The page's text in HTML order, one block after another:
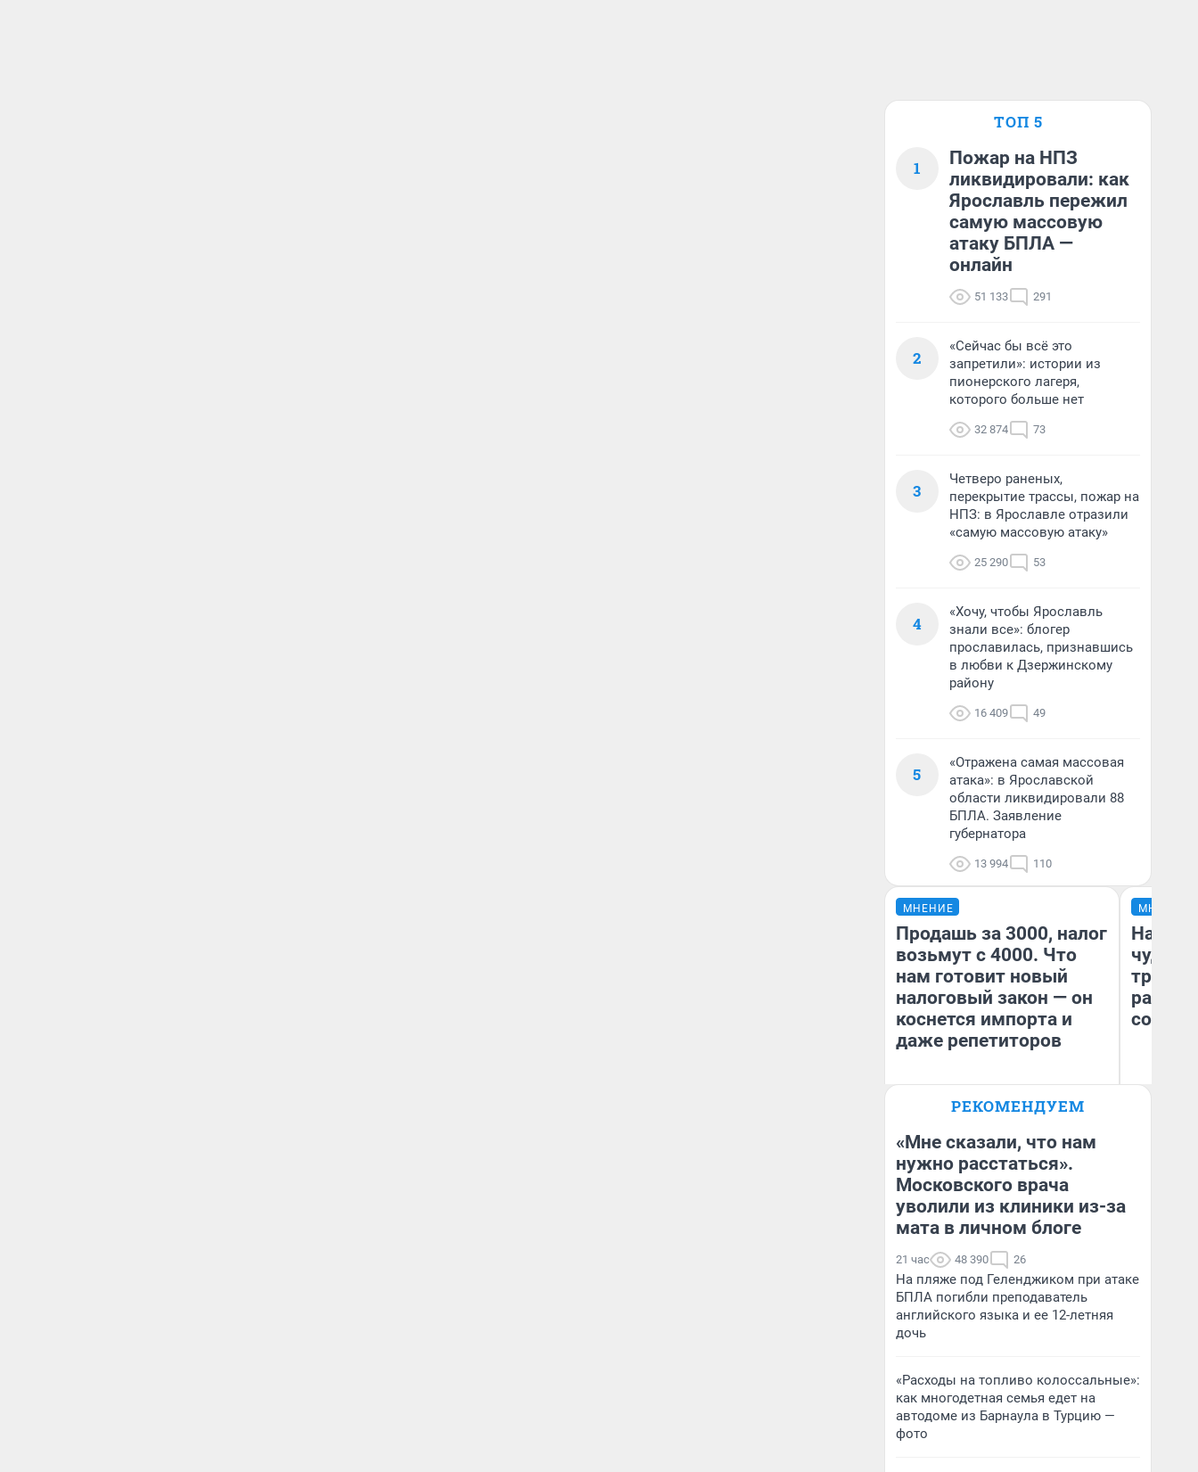
ТОП 5
1
Пожар на НПЗ
ликвидировали: как
Ярославль пережил
самую массовую
атаку БПЛА —
онлайн
51 133 291
2
«Сейчас бы всё это
запретили»: истории из
пионерского лагеря,
которого больше нет
32 874 73
3
Четверо раненых,
перекрытие трассы, пожар на
НПЗ: в Ярославле отразили
«самую массовую атаку»
25 290 53
4
«Хочу, чтобы Ярославль
знали все»: блогер
прославилась, признавшись
в любви к Дзержинскому
району
16 409 49
5
«Отражена самая массовая
атака»: в Ярославской
области ликвидировали 88
БПЛА. Заявление
губернатора
13 994 110
МНЕНИЕ
Продашь за 3000, налог
возьмут с 4000. Что
нам готовит новый
налоговый закон — он
коснется импорта и
даже репетиторов
Анастасия Завгородняя
МНЕНИЕ
чудом
РЕКОМЕНДУЕМ
«Мне сказали, что нам
нужно расстаться».
Московского врача
уволили из клиники из-за
мата в личном блоге
21 час 48 390 26
На пляже под Геленджиком при атаке
БПЛА погибли преподаватель
английского языка и ее 12-летняя
дочь
«Расходы на топливо колоссальные»:
как многодетная семья едет на
автодоме из Барнаула в Турцию —
фото